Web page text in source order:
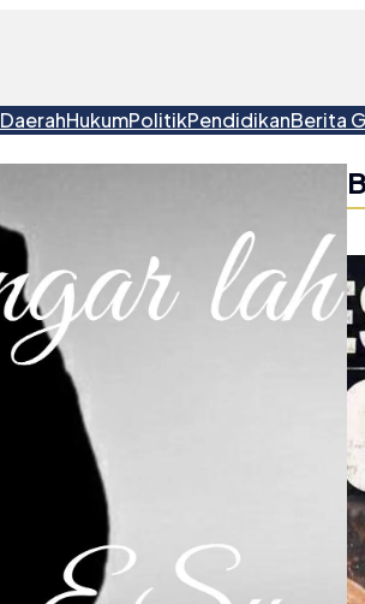
DaerahHukumPolitikPendidikanBerita